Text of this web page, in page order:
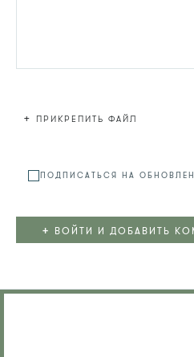
+ ПРИКРЕПИТЬ ФАЙЛ
ПОДПИСАТЬСЯ НА
+ ВОЙТИ И ДОБАВИТЬ